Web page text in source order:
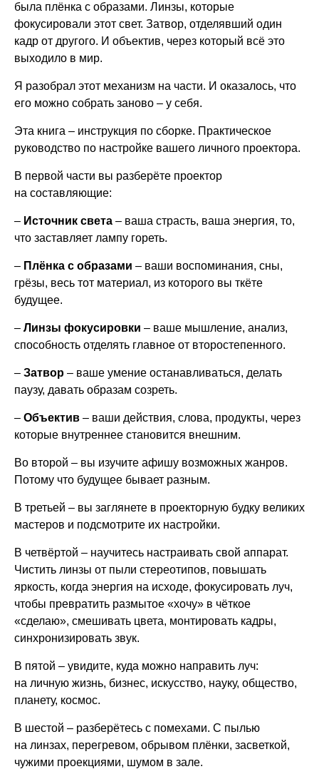
была плёнка с образами. Линзы, которые
фокусировали этот свет. Затвор, отделявший один
кадр от другого. И объектив, через который всё это
выходило в мир.
Я разобрал этот механизм на части. И оказалось, что
его можно собрать заново – у себя.
Эта книга – инструкция по сборке. Практическое
руководство по настройке вашего личного проектора.
В первой части вы разберёте проектор
на составляющие:
– Источник света – ваша страсть, ваша энергия, то,
что заставляет лампу гореть.
– Плёнка с образами – ваши воспоминания, сны,
грёзы, весь тот материал, из которого вы ткёте
будущее.
– Линзы фокусировки – ваше мышление, анализ,
способность отделять главное от второстепенного.
– Затвор – ваше умение останавливаться, делать
паузу, давать образам созреть.
– Объектив – ваши действия, слова, продукты, через
которые внутреннее становится внешним.
Во второй – вы изучите афишу возможных жанров.
Потому что будущее бывает разным.
В третьей – вы заглянете в проекторную будку великих
мастеров и подсмотрите их настройки.
В четвёртой – научитесь настраивать свой аппарат.
Чистить линзы от пыли стереотипов, повышать
яркость, когда энергия на исходе, фокусировать луч,
чтобы превратить размытое «хочу» в чёткое
«сделаю», смешивать цвета, монтировать кадры,
синхронизировать звук.
В пятой – увидите, куда можно направить луч:
на личную жизнь, бизнес, искусство, науку, общество,
планету, космос.
В шестой – разберётесь с помехами. С пылью
на линзах, перегревом, обрывом плёнки, засветкой,
чужими проекциями, шумом в зале.